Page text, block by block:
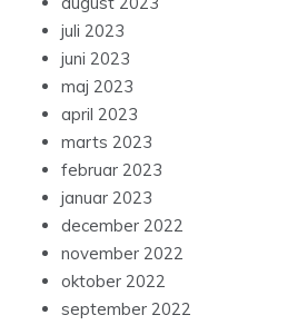
juli 2023
juni 2023
maj 2023
april 2023
marts 2023
februar 2023
januar 2023
december 2022
november 2022
oktober 2022
september 2022